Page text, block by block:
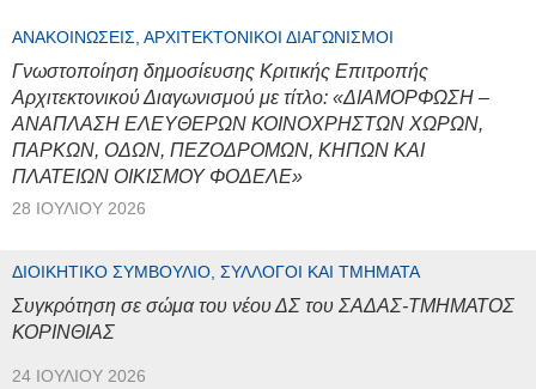
ΑΝΑΚΟΙΝΏΣΕΙΣ, ΑΡΧΙΤΕΚΤΟΝΙΚΟΊ ΔΙΑΓΩΝΙΣΜΟΊ
Γνωστοποίηση δημοσίευσης Κριτικής Επιτροπής
Αρχιτεκτονικού Διαγωνισμού με τίτλο: «ΔΙΑΜΟΡΦΩΣΗ –
ΑΝΑΠΛΑΣΗ ΕΛΕΥΘΕΡΩΝ ΚΟΙΝΟΧΡΗΣΤΩΝ ΧΩΡΩΝ,
ΠΑΡΚΩΝ, ΟΔΩΝ, ΠΕΖΟΔΡΟΜΩΝ, ΚΗΠΩΝ ΚΑΙ
ΠΛΑΤΕΙΩΝ ΟΙΚΙΣΜΟΥ ΦΟΔΕΛΕ»
28 ΙΟΥΛΊΟΥ 2026
ΔΙΟΙΚΗΤΙΚΌ ΣΥΜΒΟΎΛΙΟ, ΣΎΛΛΟΓΟΙ ΚΑΙ ΤΜΉΜΑΤΑ
Συγκρότηση σε σώμα του νέου ΔΣ του ΣΑΔΑΣ-ΤΜΗΜΑΤΟΣ
ΚΟΡΙΝΘΙΑΣ
24 ΙΟΥΛΊΟΥ 2026